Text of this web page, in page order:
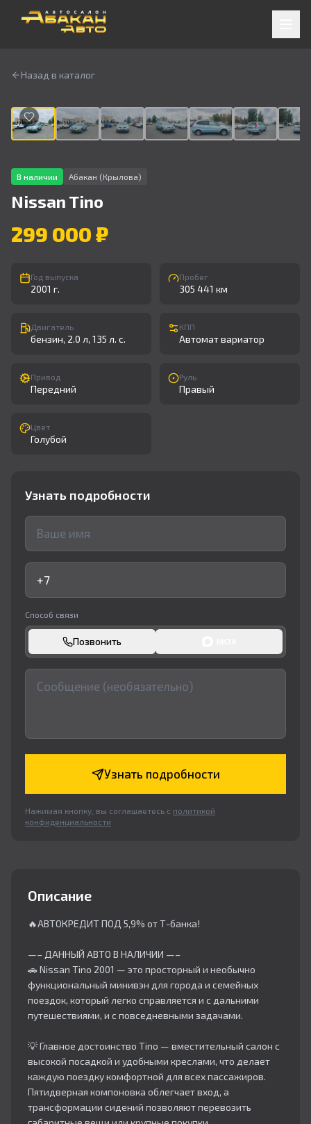
Назад в каталог
В наличии Абакан (Крылова)
Nissan Tino
299 000 ₽
Год выпуска
2001 г.
Пробег
305 441 км
Двигатель
бензин, 2.0 л, 135 л. с.
КПП
Автомат вариатор
Привод
Передний
Руль
Правый
Цвет
Голубой
Узнать подробности
Способ связи
Позвонить
Узнать подробности
Нажимая кнопку, вы соглашаетесь с политикой
конфиденциальности
Описание
🔥АВТОКРЕДИТ ПОД 5,9% от Т-банка!
—– ДАННЫЙ АВТО В НАЛИЧИИ —–
🚗 Nissan Tino 2001 — это просторный и необычно
функциональный минивэн для города и семейных
поездок, который легко справляется и с дальними
путешествиями, и с повседневными задачами.
💡 Главное достоинство Tino — вместительный салон с
высокой посадкой и удобными креслами, что делает
каждую поездку комфортной для всех пассажиров.
Пятидверная компоновка облегчает вход, а
трансформации сидений позволяют перевозить